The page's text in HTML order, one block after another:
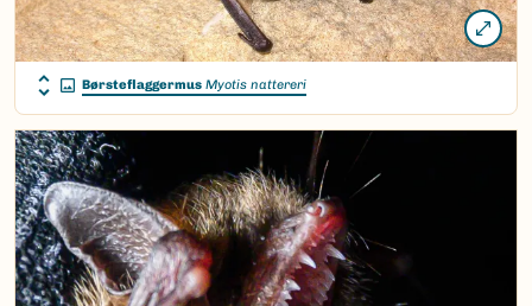
Børsteflaggermus Myotis nattereri